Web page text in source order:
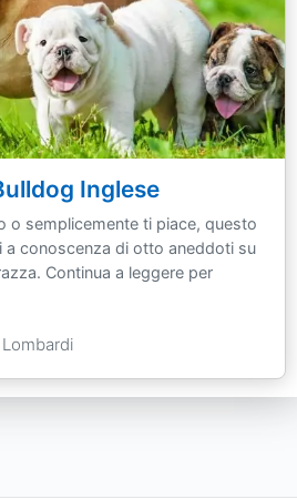
Inglese
o semplicemente ti piace, questo
a conoscenza di otto aneddoti su
Continua a leggere per